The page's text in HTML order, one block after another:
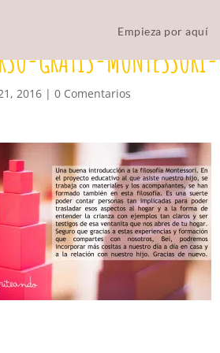
Empieza por aquí
GRATIS-
2016 |0 Comentarios